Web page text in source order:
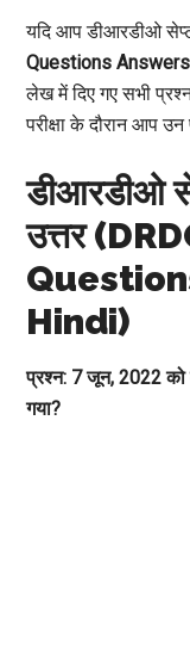
यदि आप डीआरडीओ
QuestionsAnswers
लेख में दिए गए सभी
परीक्षा के दौरान आप
डीआरडीओ
उत्तर
Hindi)
प्रश्न: 7 जून, 2022 को
गया?